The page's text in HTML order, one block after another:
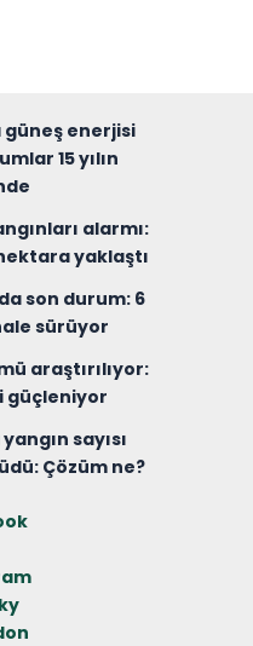
güneş enerjisi
15 yılın
alarmı:
yaklaştı
son durum: 6
sürüyor
araştırılıyor:
güçleniyor
sayısı
Çözüm ne?